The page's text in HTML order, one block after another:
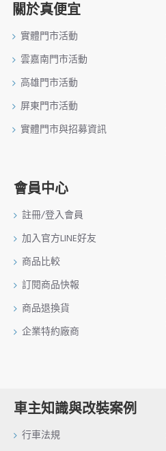
關於真便宜
實體門市活動
雲嘉南門市活動
高雄門市活動
屏東門市活動
實體門市與招募資訊
會員中心
註冊/登入會員
加入官方LINE好友
商品比較
訂閱商品快報
商品退換貨
企業特約廠商
車主知識與改裝案例
行車法規